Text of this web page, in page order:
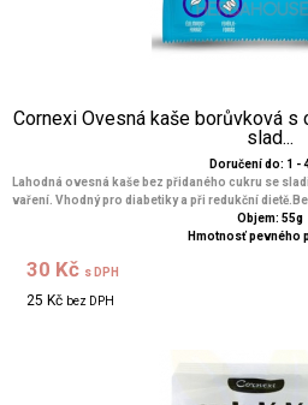
Cornexi Ovesná kaše borůvková
slad...
Doručení do: 1 -
Lahodná ovesná kaše bez přidaného cukru se
vaření. Vhodný pro diabetiky a při redukční
Objem: 55g
Hmotnosť pevného
30 Kč s DPH
25 Kč bez DPH